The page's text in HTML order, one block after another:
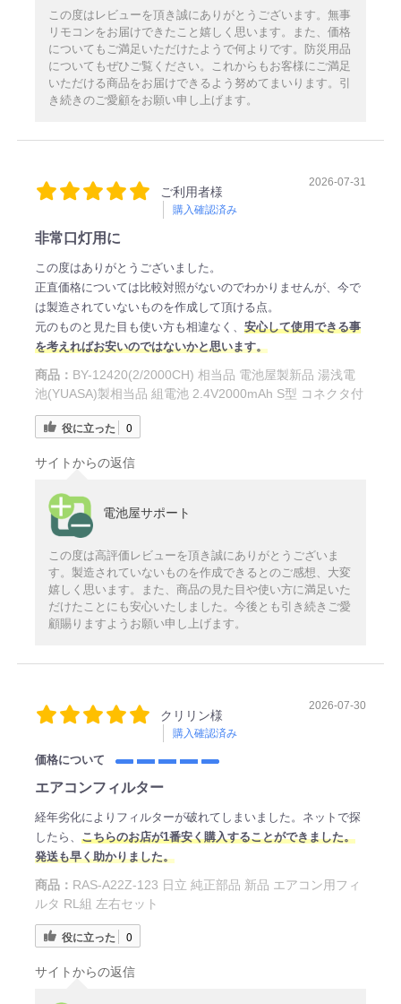
この度はレビューを頂き誠にありがとうございます。無事
リモコンをお届けできたこと嬉しく思います。また、価格
についてもご満足いただけたようで何よりです。防災用品
についてもぜひご覧ください。これからもお客様にご満足
いただける商品をお届けできるよう努めてまいります。引
き続きのご愛顧をお願い申し上げます。
ご利用者様
購入確認済み
2026-07-31
非常口灯用に
この度はありがとうございました。
正直価格については比較対照がないのでわかりませんが、今で
は製造されていないものを作成して頂ける点。
元のものと見た目も使い方も相違なく、 安心して使用できる事
を考えればお安いのではないかと思います。
商品： BY-12420(2/2000CH) 相当品 電池屋製新品 湯浅電
池(YUASA)製相当品 組電池 2.4V2000mAh S型 コネクタ付
役に立った 0
サイトからの返信
電池屋サポート
この度は高評価レビューを頂き誠にありがとうございま
す。製造されていないものを作成できるとのご感想、大変
嬉しく思います。また、商品の見た目や使い方に満足いた
だけたことにも安心いたしました。今後とも引き続きご愛
顧賜りますようお願い申し上げます。
クリリン様
購入確認済み
2026-07-30
価格について
エアコンフィルター
経年劣化によりフィルターが破れてしまいました。ネットで探
したら、 こちらのお店が1番安く購入することができました。
発送も早く助かりました。
商品： RAS-A22Z-123 日立 純正部品 新品 エアコン用フィ
ルタ RL組 左右セット
役に立った 0
サイトからの返信